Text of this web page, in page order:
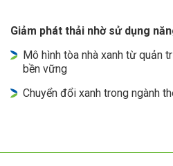
Giảm phát thải nhờ sử dụng
Mô hình tòa nhà xanh từ quản
bền vững
Chuyển đổi xanh trong ngành